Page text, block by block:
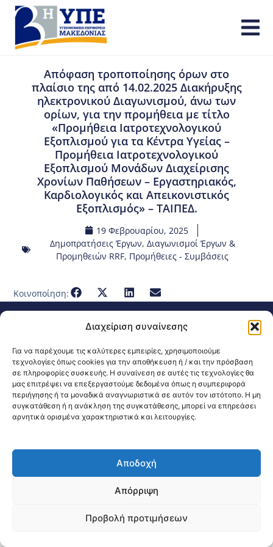
Διαχείριση συναίνεσης
Για να παρέχουμε τις καλύτερες εμπειρίες, χρησιμοποιούμε
τεχνολογίες όπως cookies για την αποθήκευση ή / και την πρόσβαση
σε πληροφορίες συσκευής. Η συναίνεση σε αυτές τις τεχνολογίες θα
μας επιτρέψει να επεξεργαστούμε δεδομένα όπως η συμπεριφορά
περιήγησης ή τα μοναδικά αναγνωριστικά σε αυτόν τον ιστότοπο. Η μη
συγκατάθεση ή η ανάκληση της συγκατάθεσης, μπορεί να επηρεάσει
αρνητικά ορισμένα χαρακτηριστικά και λειτουργίες.
Αποδοχή
Απόρριψη
Προβολή προτιμήσεων
Απόφαση τροποποίησης όρων στο
πλαίσιο της από 14.02.2025 Διακήρυξης
ηλεκτρονικού Διαγωνισμού, άνω των
ορίων, για την προμήθεια με τίτλο
«Προμήθεια Ιατροτεχνολογικού
Εξοπλισμού για τα Κέντρα Υγείας –
Προμήθεια Ιατροτεχνολογικού
Εξοπλισμού Μονάδων Διαχείρισης
Χρονίων Παθήσεων – Εργαστηριακός,
Καρδιολογικός και Απεικονιστικός
Εξοπλισμός» – ΤΑΙΠΕΔ.
19 Φεβρουαρίου, 2025
Δημοπρατήσεις Έργων, Διαγωνισμοί Έργων &
Προμηθειών RRF, Προμήθειες - Συμβάσεις
Κοινοποίηση:
@2026 3ype.gr All rights reserved
Πολιτική Προστασίας Δεδομένων
Θεσσαλονίκη, Ελλάδα
Τηλ: +30 2311 226 200
email: 3ype@3ype.gr
Page Visits: 00019 Website Visits: 1597009